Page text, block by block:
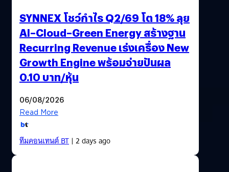
SYNNEX โชว์กำไร Q2/69 โต 18% ลุย
AI–Cloud–Green Energy สร้างฐาน
Recurring Revenue เร่งเครื่อง New
Growth Engine พร้อมจ่ายปันผล
0.10 บาท/หุ้น
06/08/2026
Read More
ทีมคอนเทนต์ BT| 2 days ago